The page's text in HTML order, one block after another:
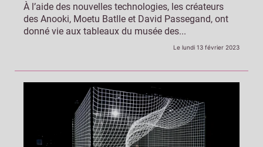
À l’aide des nouvelles technologies, les créateurs
des Anooki, Moetu Batlle et David Passegand, ont
donné vie aux tableaux du musée des...
Le lundi 13 février 2023